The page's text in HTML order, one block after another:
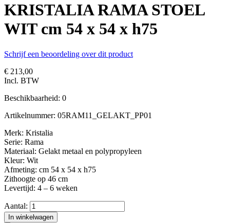
KRISTALIA RAMA STOEL
WIT cm 54 x 54 x h75
Schrijf een beoordeling over dit product
€ 213,00
Incl. BTW
Beschikbaarheid: 0
Artikelnummer: 05RAM11_GELAKT_PP01
Merk: Kristalia
Serie: Rama
Materiaal: Gelakt metaal en polypropyleen
Kleur: Wit
Afmeting: cm 54 x 54 x h75
Zithoogte op 46 cm
Levertijd: 4 – 6 weken
Aantal:
In winkelwagen